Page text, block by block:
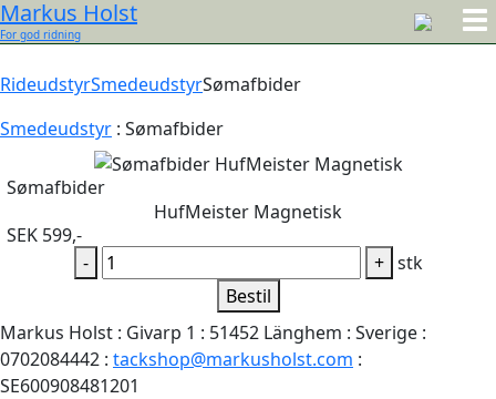
Markus Holst
For god ridning
RideudstyrSmedeudstyrSømafbider
Smedeudstyr : Sømafbider
Sømafbider
HufMeister Magnetisk
SEK 599,-
-
+ stk
Bestil
Markus Holst : Givarp 1 : 51452 Länghem : Sverige :
0702084442 : tackshop@markusholst.com :
SE600908481201